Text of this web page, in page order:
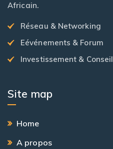
Africain.
Réseau & Networking
Eévénements & Forum
Investissement & Conseil
Site map
Home
A propos